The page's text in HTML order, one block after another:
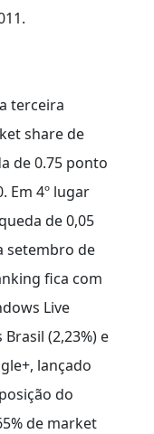
terceira
share de
de 0.75 ponto
Em 4º lugar
de 0,05
setembro de
fica com
Live
(2,23%) e
lançado
do
de market